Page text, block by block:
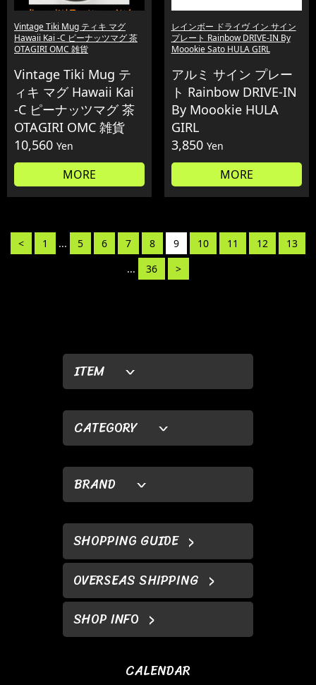
ITEM
CATEGORY
BRAND
SHOPPING GUIDE
OVERSEAS SHIPPING
SHOP INFO
CALENDAR
Vintage Tiki Mug ティキ マグ
Hawaii Kai -C ピーナッツマグ 茶
OTAGIRI OMC 雑貨
Vintage Tiki Mug テ
ィキ マグ Hawaii Kai
-C ピーナッツマグ 茶
OTAGIRI OMC 雑貨
10,560 Yen
MORE
レインボー ドライヴ イン サイン
プレート Rainbow DRIVE-IN By
Moookie Sato HULA GIRL
アルミ サイン プレー
ト Rainbow DRIVE-IN
By Moookie HULA
GIRL
3,850 Yen
MORE
< 1 ... 5 6 7 8 9 10 11 12
13
...
36 >